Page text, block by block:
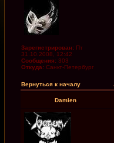
Зарегистрирован: Пт
31.10.2008, 12:42
Сообщения: 303
Откуда: Санкт-Петербург
Вернуться к началу
Damien